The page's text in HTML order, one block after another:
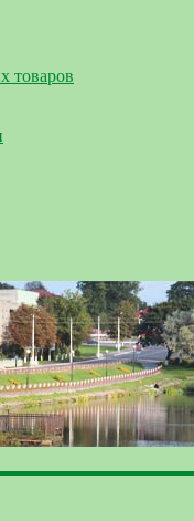
товаров